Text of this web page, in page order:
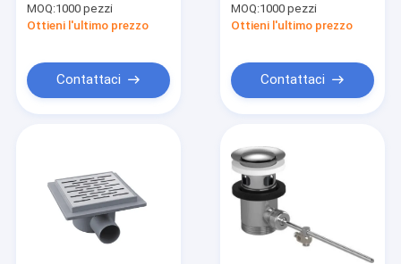
Valve 1/2in - 2in
Female Thread
MOQ:1000 pezzi
Ottieni l'ultimo prezzo
Contattaci
filo maschile con
ugello
MOQ:1000 pezzi
Ottieni l'ultimo prezzo
Contattaci